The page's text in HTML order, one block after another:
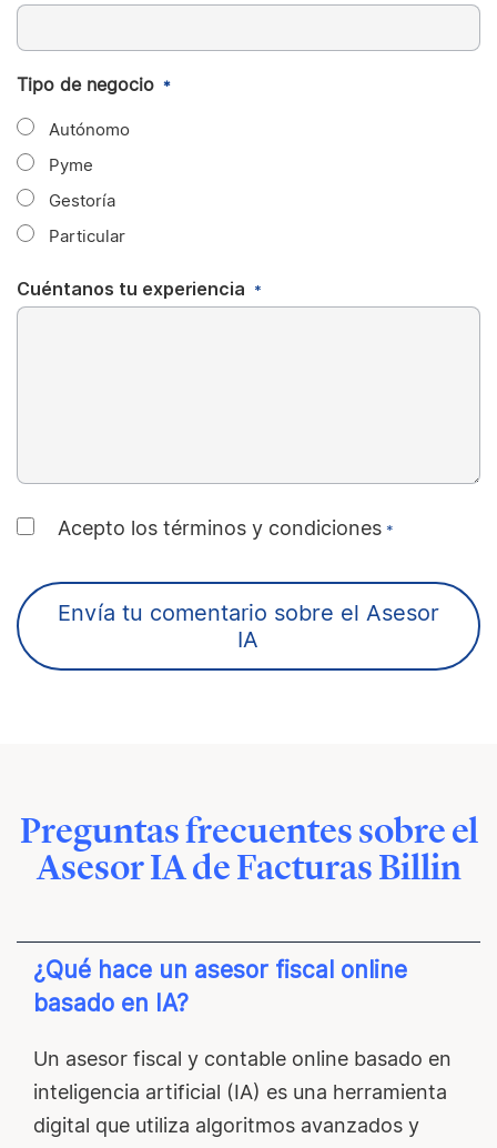
Tipo de negocio *
Autónomo
Pyme
Gestoría
Particular
Cuéntanos tu experiencia *
Consentimiento
Acepto los términos y condiciones *
CAPTCHA
Preguntas frecuentes sobre el
Asesor IA de Facturas Billin
¿Qué hace un asesor fiscal online
basado en IA?
Un asesor fiscal y contable online basado en
inteligencia artificial (IA) es una herramienta
digital que utiliza algoritmos avanzados y